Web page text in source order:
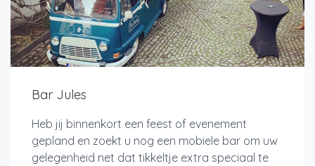
Bar Jules
Heb jij binnenkort een feest of evenement
gepland en zoekt u nog een mobiele bar om uw
gelegenheid net dat tikkeltje extra speciaal te